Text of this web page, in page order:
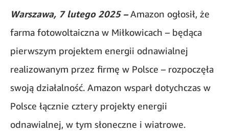
Warszawa, 7 lutego 2025 –Amazon ogłosił, że
farma fotowoltaiczna w Miłkowicach – będąca
pierwszym projektem energii odnawialnej
realizowanym przez firmę w Polsce – rozpoczęła
swoją działalność. Amazon wsparł dotychczas w
Polsce łącznie cztery projekty energii
odnawialnej, w tym słoneczne i wiatrowe.